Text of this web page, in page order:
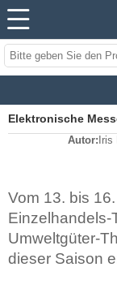
Elektronische
Autor: Iris
Vom 13. bis
Einzelhandels-
Umweltgüter-
dieser Saison